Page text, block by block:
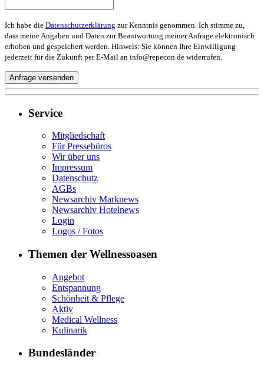
Ich habe die Datenschutzerklärung zur Kenntnis genommen. Ich stimme zu,
dass meine Angaben und Daten zur Beantwortung meiner Anfrage elektronisch
erhoben und gespeichert werden. Hinweis: Sie können Ihre Einwilligung
jederzeit für die Zukunft per E-Mail an info@repecon.de widerrufen.
Service
Mitgliedschaft
Für Pressebüros
Wir über uns
Impressum
Datenschutz
AGBs
Newsarchiv Marknews
Newsarchiv Hotelnews
Login
Logos / Fotos
Themen der Wellnessoasen
Angebot
Entspannung
Schönheit & Pflege
Aktiv
Medical Wellness
Kulinarik
Bundesländer